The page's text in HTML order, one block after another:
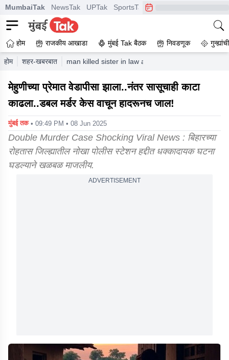
MumbaiTak NewsTak UPTak SportsTak CrimeTak
होम राजकीय आखाडा मुंबई Tak बैठक निवडणूक
होम शहर-खबरबात man killed sister in law and mother in law in one
मेहुणीच्या प्रेमात वेडापीसा झाला..नंतर सासूचाही काटा
काढला..डबल मर्डर केस वाचून हादरूनच जाल!
मुंबई तक • 09:49 PM • 08 Jun 2025
Double Murder Case Shocking Viral News : बिहारच्या
रोहतास जिल्ह्यातील नोखा पोलीस स्टेशन हद्दीत धक्कादायक घटना
घडल्याने खळबळ माजलीय.
ADVERTISEMENT